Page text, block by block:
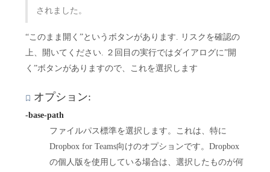
されました。
“このまま開く”というボタンがあります. リスクを確認の
上、開いてください. ２回目の実行ではダイアログに”開
く”ボタンがありますので、これを選択します
オプション:
-base-path
ファイルパス標準を選択します。これは、特に
Dropbox for Teams向けのオプションです。Dropbox
の個人版を使用している場合は、選択したものが何